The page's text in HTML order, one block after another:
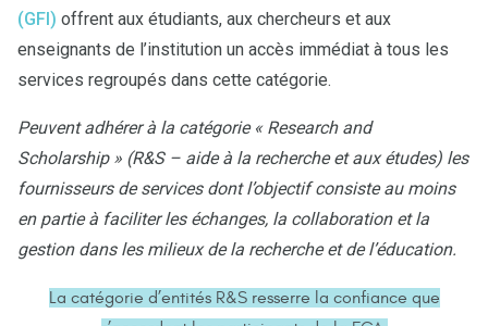
(GFI) offrent aux étudiants, aux chercheurs et aux
enseignants de l’institution un accès immédiat à tous les
services regroupés dans cette catégorie.
Peuvent adhérer à la catégorie « Research and
Scholarship » (R&S – aide à la recherche et aux études) les
fournisseurs de services dont l’objectif consiste au moins
en partie à faciliter les échanges, la collaboration et la
gestion dans les milieux de la recherche et de l’éducation.
La catégorie d’entités R&S resserre la confiance que